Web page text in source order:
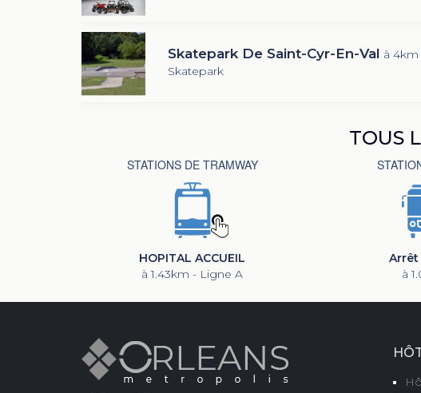
Skatepark De Saint-Cyr-En-Val à 4km
Skatepark
TOUS
STATIONS DE TRAMWAY
HOPITAL ACCUEIL
à 1.43km - Ligne A
Arrêt
à